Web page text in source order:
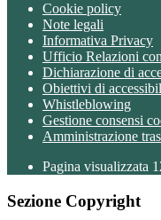
Cookie policy
Note legali
Informativa Privacy
Ufficio Relazioni
Dichiarazione di
Obiettivi di
Whistleblowing
Gestione consensi
Amministrazione
Pagina visualizzata
Sezione Copyright